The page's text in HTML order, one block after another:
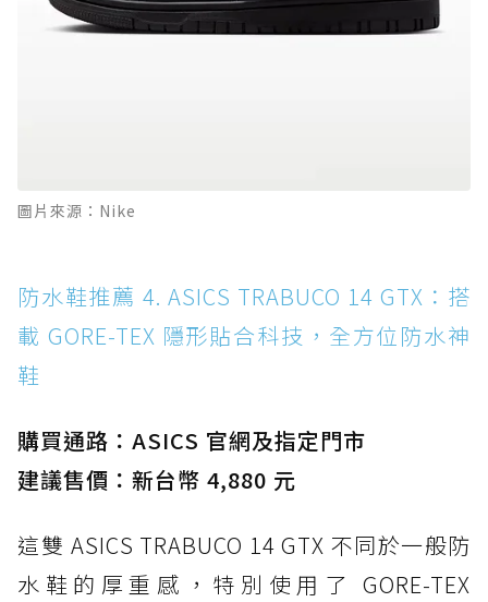
圖片來源：Nike
防水鞋推薦 4. ASICS TRABUCO 14 GTX：搭
載 GORE-TEX 隱形貼合科技，全方位防水神
鞋
購買通路：ASICS 官網及指定門市
建議售價：新台幣 4,880 元
這雙 ASICS TRABUCO 14 GTX 不同於一般防
水鞋的厚重感，特別使用了 GORE-TEX